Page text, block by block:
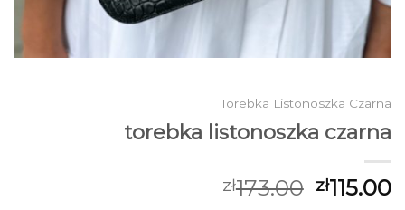
Torebka Listonoszka Czarna
torebka listonoszka czarna
zł173.00 zł115.00